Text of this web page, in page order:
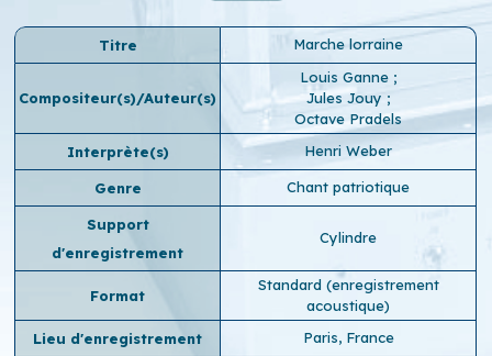
Titre Marche lorraine
Compositeur(s)/Auteur(s)
Louis Ganne ;
Jules Jouy;
Octave Pradels
Interprète(s)
Henri Weber
Genre Chant patriotique
Support
d'enregistrement
Cylindre
Format
Standard (enregistrement
acoustique)
Lieu d'enregistrement
Paris, France